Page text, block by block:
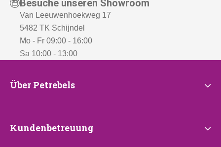
Besuche unseren Showroom
Van Leeuwenhoekweg 17
5482 TK Schijndel
Mo - Fr 09:00 - 16:00
Sa 10:00 - 13:00
Über
Über Petrebels
Kundenbetreuung
Kundenbetreuung